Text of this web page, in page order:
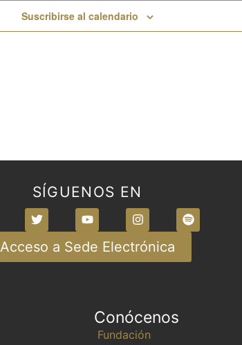
Suscribirse al calendario
SÍGUENOS EN
Acceso a Sede Electrónica
Conócenos
Fundación